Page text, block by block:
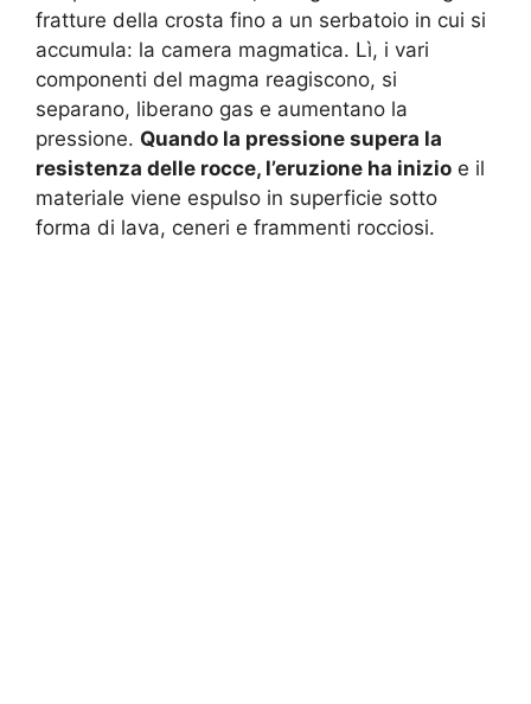
fratture della crosta fino a un serbatoio in cui si
accumula: la camera magmatica. Lì, i vari
componenti del magma reagiscono, si
separano, liberano gas e aumentano la
pressione. Quando la pressione supera la
resistenza delle rocce, l’eruzione ha inizio e il
materiale viene espulso in superficie sotto
forma di lava, ceneri e frammenti rocciosi.